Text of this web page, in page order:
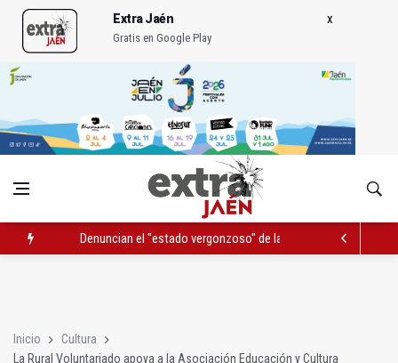
Extra Jaén
Gratis en Google Play
Denuncian el "estado vergonzoso" de la JV-3266 en Hinojares
Inicio
Cultura
La Rural Voluntariado apoya a la Asociación Educación y Cultura